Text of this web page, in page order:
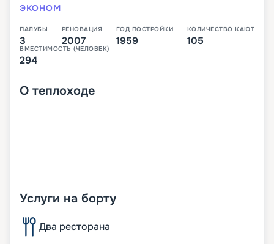
ЭКОНОМ
ПАЛУБЫ
3
РЕНОВАЦИЯ
2007
ГОД ПОСТРОЙКИ
1959
КОЛИЧЕСТВО КАЮТ
105
ВМЕСТИМОСТЬ (ЧЕЛОВЕК)
294
О теплоходе
Услуги на борту
Два ресторана